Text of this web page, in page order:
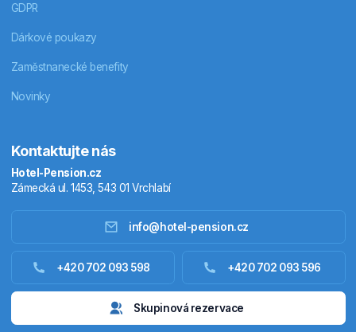
Ubytování zahraniční
GDPR
Dárkové poukazy
Zaměstnanecké benefity
Novinky
Kontaktujte nás
Hotel-Pension.cz
Zámecká ul. 1453, 543 01 Vrchlabí
info@hotel-pension.cz
+420 702 093 598 +420 702 093 596
Skupinová rezervace